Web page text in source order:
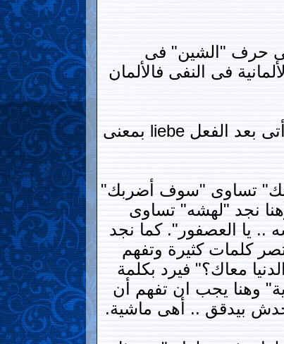
حرف "الشين" فى
فى النفى فالألمان
Ich liebe nicht (إيش ليبا نيشت) بمعنى (أنا لا أحب) ونلاحظ هنا أن النفى nicht قد أتى بعد الفعل liebe بمعنى
تساوى "سوف أضربك"
نجد "لهشه" تساوى
يا العصفور". كما نجد
كلمات كثيرة وتفهم
معاك؟" فيرد بكلمة
وهنا يجب ان تفهم أن
بيدقق .. أهى ماشية.